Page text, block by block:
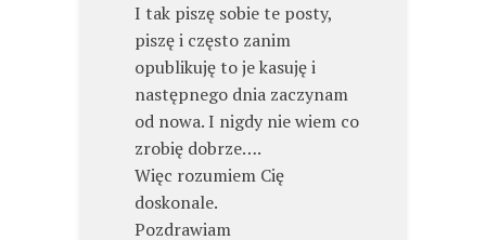
I tak piszę sobie te posty,
piszę i często zanim
opublikuję to je kasuję i
następnego dnia zaczynam
od nowa. I nigdy nie wiem co
zrobię dobrze….
Więc rozumiem Cię
doskonale.
Pozdrawiam